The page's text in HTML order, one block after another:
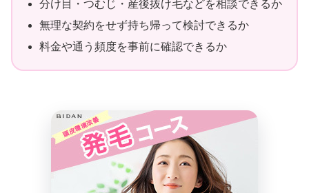
分け目・つむじ・産後抜け毛などを相談できるか
無理な契約をせず持ち帰って検討できるか
料金や通う頻度を事前に確認できるか